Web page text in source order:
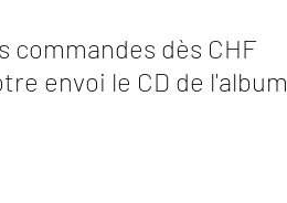
dès CHF
envoi le CD de l'album